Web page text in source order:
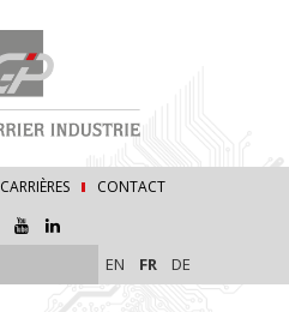
CARRIÈRES CONTACT
EN FR DE